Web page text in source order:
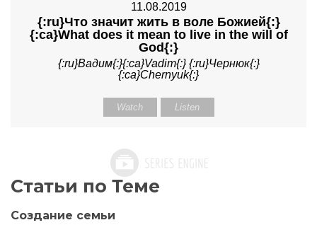
11.08.2019
{:ru}Что значит жить в воле Божией{:}
{:ca}What does it mean to live in the will of
God{:}
{:ru}Вадим{:}{:ca}Vadim{:} {:ru}Чернюк{:}
{:ca}Chernyuk{:}
Watch Listen
Статьи по Теме
Создание семьи